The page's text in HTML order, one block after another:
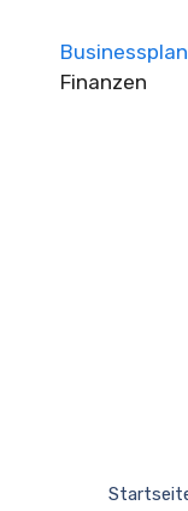
Finanzen